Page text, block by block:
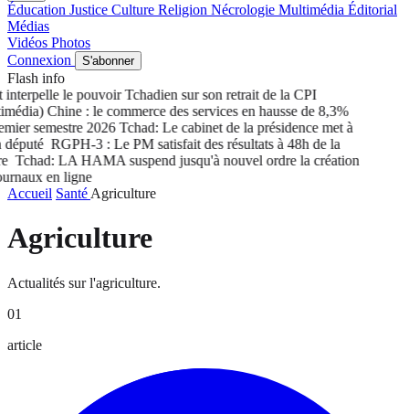
Éducation Justice Culture Religion Nécrologie Multimédia Éditorial
Médias
Vidéos Photos
Connexion
S'abonner
Flash info
le pouvoir Tchadien sur son retrait de la CPI
Chine : le commerce des services en hausse de 8,3%
semestre 2026Tchad: Le cabinet de la présidence met à
RGPH-3 : Le PM satisfait des résultats à 48h de la
Tchad: LA HAMA suspend jusqu'à nouvel ordre la création
en ligne
Accueil Santé Agriculture
Agriculture
Actualités sur l'agriculture.
01
article